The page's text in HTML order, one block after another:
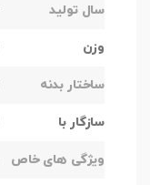
سال تولید
وزن
ساختار بدنه
سازگار با
ویژگی های خاص